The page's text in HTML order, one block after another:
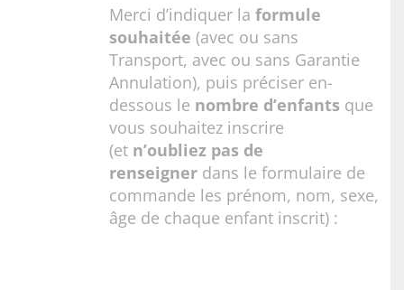
Merci d’indiquer laformule
souhaitée (avec ou sans
Transport, avec ou sans Garantie
Annulation), puis préciser en-
dessous le nombre d’enfants que
vous souhaitez inscrire
(et n’oubliez pas de
renseigner dans le formulaire de
commande les prénom, nom, sexe,
âge de chaque enfant inscrit) :